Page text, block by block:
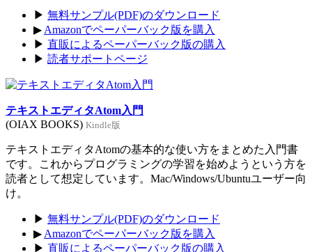
▶ 無料サンプル(PDF)のダウンロード
▶ Amazonでペーパーバック版を購入
▶ 直販によるペーパーバック版の購入
▶ 読者サポートページ
テキストエディタAtom入門
(OIAX BOOKS) Kindle版
テキストエディタAtomの基本的な使い方をまとめた入門書
です。これからプログラミングの学習を始めようという方を
読者として想定しています。Mac/Windows/Ubuntuユーザー向
け。
▶ 無料サンプル(PDF)のダウンロード
▶ Amazonでペーパーバック版を購入
▶ 直販によるペーパーバック版の購入